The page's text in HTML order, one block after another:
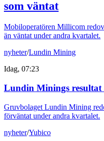
som väntat
Mobiloperatören Millicom
än väntat under andra kvartalet.
nyheter/Lundin Mining
Idag, 07:23
Lundin Minings resultat
Gruvbolaget Lundin Mining
förväntat under andra kvartalet.
nyheter/Yubico